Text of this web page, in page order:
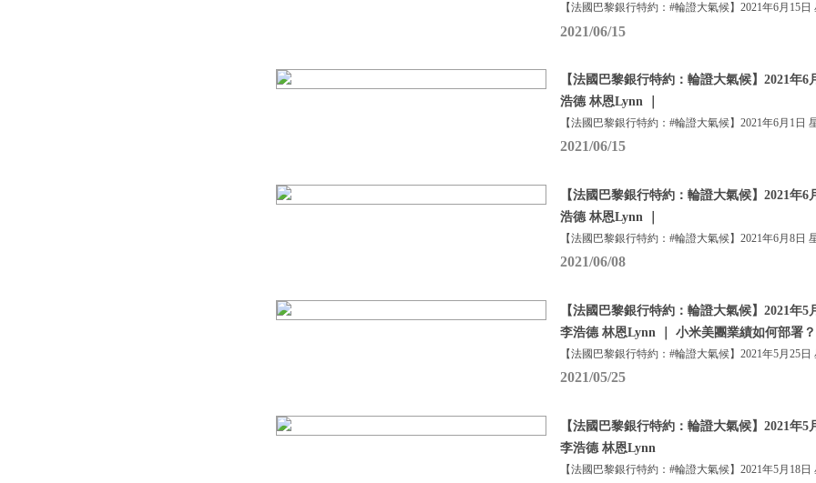
【法國巴黎銀行特約：#輪證大氣候】2021年6月15日
2021/06/15
【法國巴黎銀行特約：輪證大氣候】2021年
浩德 林恩Lynn ｜
【法國巴黎銀行特約：#輪證大氣候】2021年6月1日
2021/06/15
【法國巴黎銀行特約：輪證大氣候】2021年
浩德 林恩Lynn ｜
【法國巴黎銀行特約：#輪證大氣候】2021年6月8日
2021/06/08
【法國巴黎銀行特約：輪證大氣候】2021年
李浩德 林恩Lynn ｜ 小米美團業績如何部署？
【法國巴黎銀行特約：#輪證大氣候】2021年5月25日
2021/05/25
【法國巴黎銀行特約：輪證大氣候】2021年
李浩德 林恩Lynn
【法國巴黎銀行特約：#輪證大氣候】2021年5月18日